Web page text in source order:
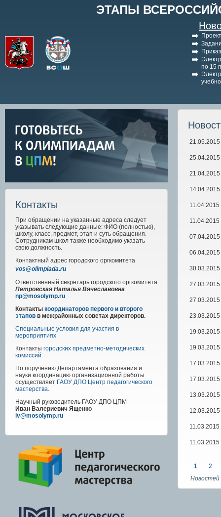
ЭТАПЫ
по 15
Контакты
При обращении на указанные адреса следует
указывать следующие данные: ФИО (полностью),
школу, класс, предмет, этап и суть обращения.
Сотрудникам школ также необходимо указать
свою должность.
Контактный адрес городского оргкомитета
vos@olimpiada.ru
Ответственный секретарь городского оргкомитета
Петровская Наталья Вячеславовна
np@mosolymp.ru
Контакты координаторов первого и второго
этапов в межрайонных советах директоров.
Специальные условия для участия в
мероприятиях
Контакты городских предметно-методических
комиссий.
По поручению Департамента образования и
науки координацию организационной работы
осуществляет ГАОУ ДПО Центр педагогического
мастерства.
Научный руководитель ГАОУ ДПО ЦПМ
Иван Валериевич Ященко
iv@mosolymp.ru
21.05.2015
25.04.2015
21.04.2015
14.04.2015
11.04.2015
11.04.2015
07.04.2015
06.04.2015
30.03.2015
27.03.2015
27.03.2015
23.03.2015
19.03.2015
19.03.2015
17.03.2015
17.03.2015
13.03.2015
12.03.2015
11.03.2015
11.03.2015
1
2
Новостей